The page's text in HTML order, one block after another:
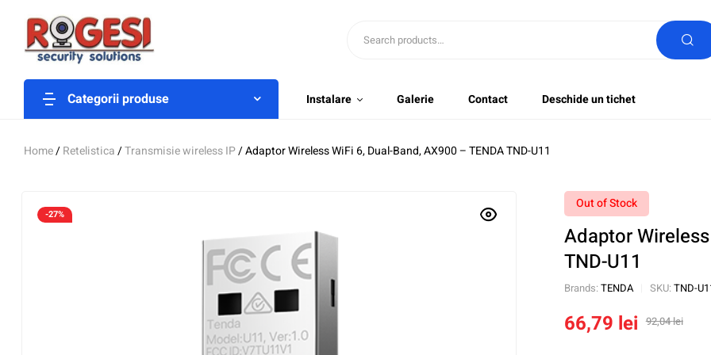
Categorii produse Instalare Galerie Contact Deschide un tichet
Home/Retelistica/Transmisie wireless IP/ Adaptor Wireless WiFi 6, Dual-Band, AX900 – TENDA TND-U11
-27%
Out of Stock
Adaptor
TND-U11
Brands: TENDA SKU: TND-
92,04lei
66,79 lei